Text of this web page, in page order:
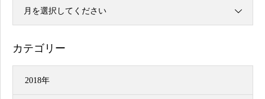
月を選択してください
カテゴリー
2018年